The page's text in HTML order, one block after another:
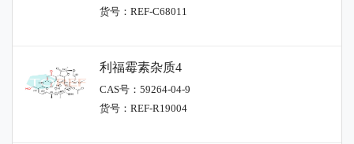
货号：REF-C68011
利福霉素杂质4
CAS号：59264-04-9
货号：REF-R19004